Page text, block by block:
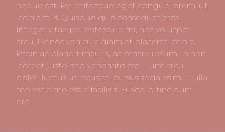
neque est. Pellentesque eget congue lorem, ut
lacinia felis. Quisque quis consequat eros.
Integer vitae pellentesque mi, nec volutpat
arcu. Donec vehicula diam et placerat lacinia.
Proin ac blandit mauris, ac ornare ipsum. In non
laoreet justo, sed venenatis est. Nunc arcu
dolor, luctus ut lacus at, cursus sodales mi. Nulla
molestie molestie facilisis. Fusce id tincidunt
orci.